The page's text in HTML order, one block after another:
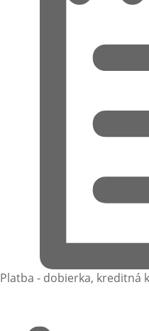
Platba - dobierka, kreditná